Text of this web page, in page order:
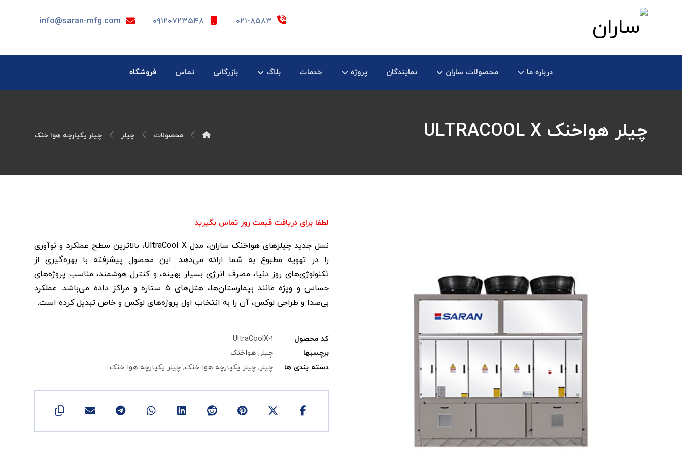
info@saran-mfg.com ۰۹۱۲۰۷۲۳۵۴۸ ۰۲۱-۸۵۸۳
درباره ما محصولات ساران نمایندگان پروژه خدمات بلاگ بازرگانی تماس فروشگاه
چیلر هواخنک ULTRACOOL X محصولات چیلر چیلر یکپارچه هوا خنک
لطفا برای دریافت قیمت روز تماس بگیرید
نسل جدید چیلرهای هواخنک ساران، مدل UltraCool X، بالاترین سطح عملکرد و نوآوری
را در تهویه مطبوع به شما ارائه می‌دهد. این محصول پیشرفته با بهره‌گیری از
تکنولوژی‌های روز دنیا، مصرف انرژی بسیار بهینه، و کنترل هوشمند، مناسب پروژه‌های
حساس و ویژه مانند بیمارستان‌ها، هتل‌های ۵ ستاره و مراکز داده می‌باشد. عملکرد
بی‌صدا و طراحی لوکس، آن را به انتخاب اول پروژه‌های لوکس و خاص تبدیل کرده است.
کد محصول
UltraCoolX-۱
برچسبها
چیلر,هواخنک
دسته بندی ها
چیلر,چیلر یکپارچه هوا خنک,چیلر یکپارچه هوا خنک